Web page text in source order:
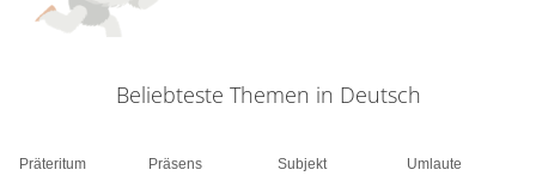
Beliebteste Themen in Deutsch
Präteritum
Präsens
Subjekt
Umlaute